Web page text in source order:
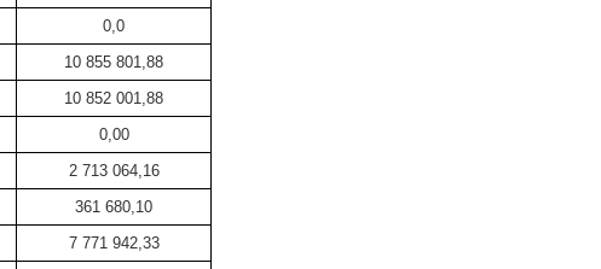
0,0
10 855 801,88
10 852 001,88
0,00
2 713 064,16
361 680,10
7 771 942,33